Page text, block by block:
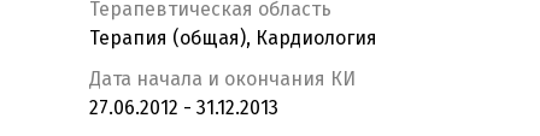
Терапевтическая область
Терапия (общая), Кардиология
Дата начала и окончания КИ
27.06.2012 - 31.12.2013